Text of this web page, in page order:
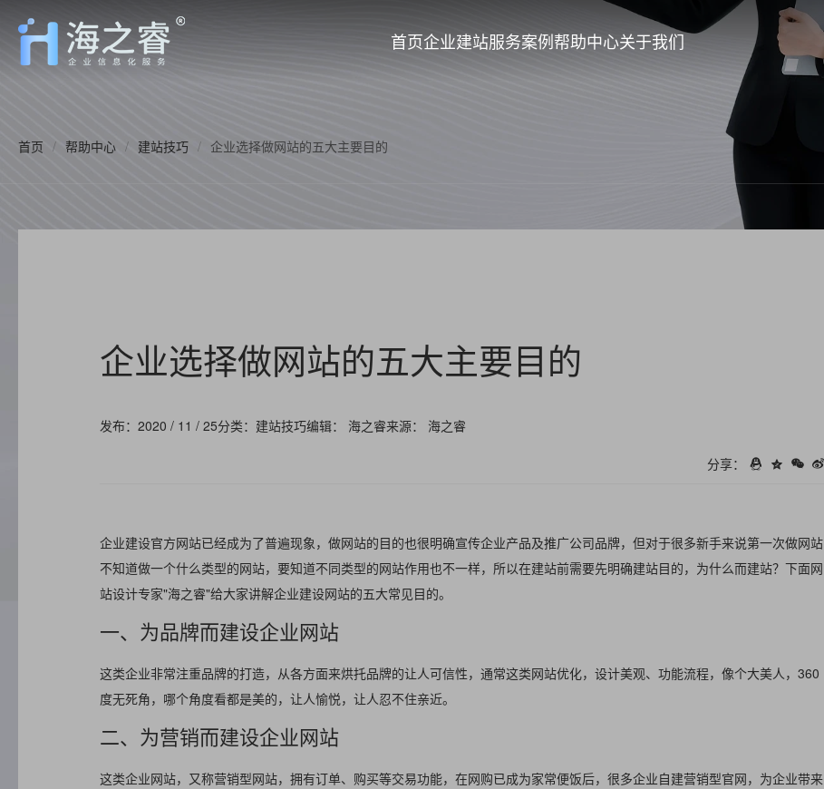
首页企业建站服务案例帮助中心关于我们
首页 / 帮助中心 / 建站技巧 / 企业选择做网站的五大主要目的
企业选择做网站的五大主要目的
发布：2020 / 11 / 25分类：建站技巧编辑： 海之睿来源： 海之睿
分享：
企业建设官方网站已经成为了普遍现象，做网站的目的也很明确宣传企业产品及推广公司品牌，但对于很多新手来说第一次做网站
不知道做一个什么类型的网站，要知道不同类型的网站作用也不一样，所以在建站前需要先明确建站目的，为什么而建站？下面网
站设计专家"海之睿"给大家讲解企业建设网站的五大常见目的。
一、为品牌而建设企业网站
这类企业非常注重品牌的打造，从各方面来烘托品牌的让人可信性，通常这类网站优化，设计美观、功能流程，像个大美人，360
度无死角，哪个角度看都是美的，让人愉悦，让人忍不住亲近。
二、为营销而建设企业网站
这类企业网站，又称营销型网站，拥有订单、购买等交易功能，在网购已成为家常便饭后，很多企业自建营销型官网，为企业带来